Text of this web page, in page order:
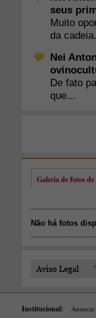
Galeria de fotos
Não há fotos
Institucional: Anuncie